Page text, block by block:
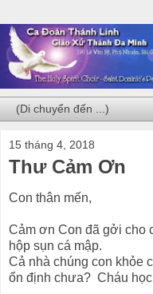
15 tháng 4, 2018
Thư Cảm Ơn
Con thân mến,
Cảm ơn Con đã gởi cho
hộp sụn cá mập.
Cả nhà chúng con khỏe
ổn định chưa? Cháu